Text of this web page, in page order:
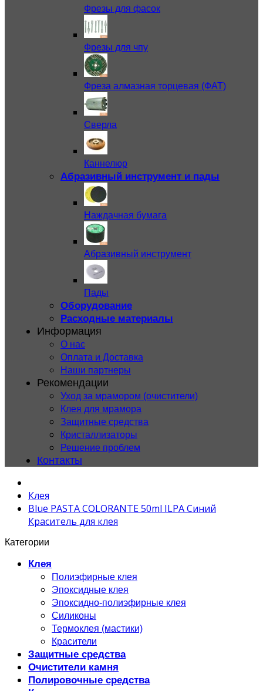
Фрезы для фасок
Фрезы для чпу
Фреза алмазная торцевая (ФАТ)
Сверла
Каннелюр
Абразивный инструмент и пады
Наждачная бумага
Абразивный инструмент
Пады
Оборудование
Расходные материалы
Информация
О нас
Оплата и Доставка
Наши партнеры
Рекомендации
Уход за мрамором (очистители)
Клея для мрамора
Защитные средства
Кристаллизаторы
Решение проблем
Контакты
Клея
Blue PASTA COLORANTE 50ml ILPA Синий
Краситель для клея
Категории
Клея
Полиэфирные клея
Эпоксидные клея
Эпоксидно-полиэфирные клея
Силиконы
Термоклея (мастики)
Красители
Защитные средства
Очистители камня
Полировочные средства